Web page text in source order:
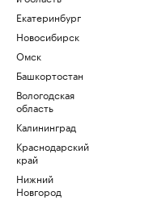
Екатеринбург
Новосибирск
Омск
Башкортостан
Вологодская
область
Калининград
Краснодарский
край
Нижний
Новгород